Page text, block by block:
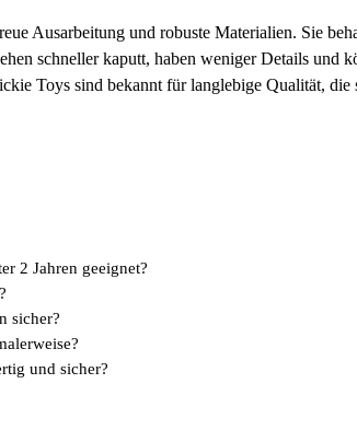
Ausarbeitung und robuste Materialien. Sie
schneller kaputt, haben weniger Details und
Toys sind bekannt für langlebige Qualität, die
2 Jahren geeignet?
sicher?
und sicher?